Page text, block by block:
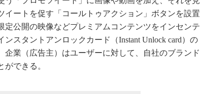
イートを促す「コールトゥアクション」ボタンを設置
定公開の映像などプレミアムコンテンツをインセンテ
スタントアンロックカード（Instant Unlock card）の
企業（広告主）はユーザーに対して、自社のブランド
できる。